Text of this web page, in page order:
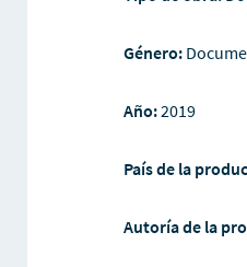
Género:
Año:2019
País de la
Autoría de la